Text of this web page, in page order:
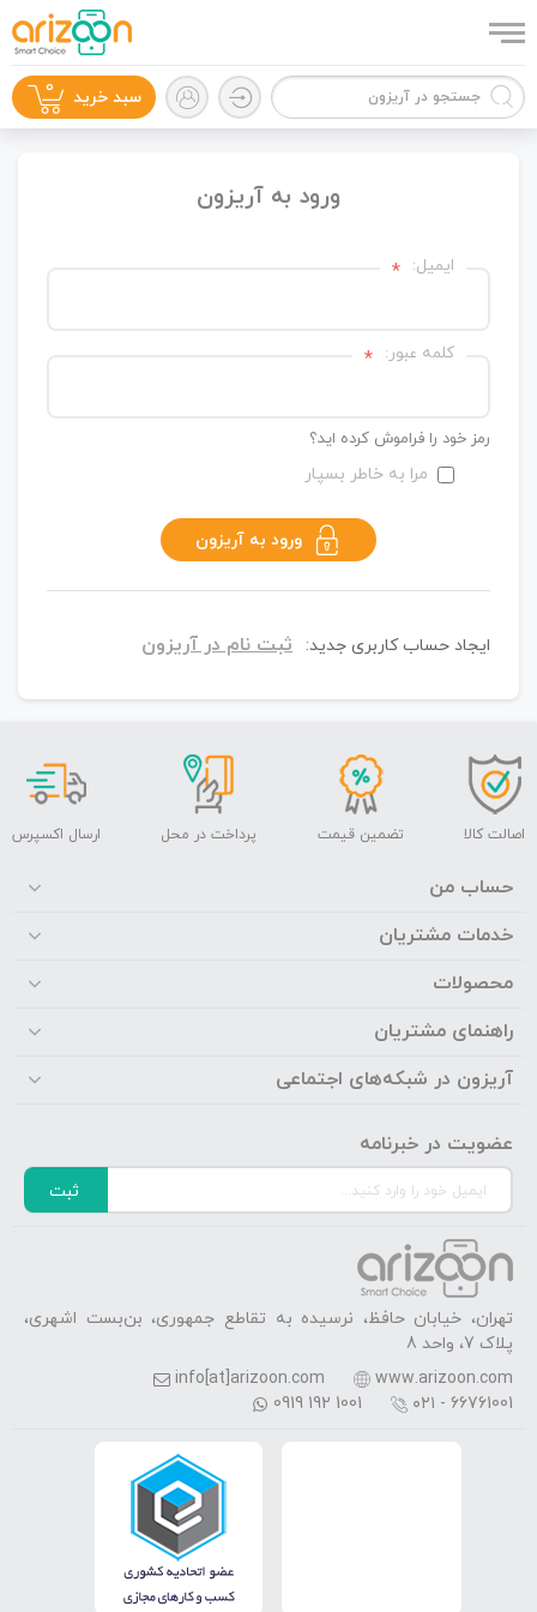
گوشی موبایل
سبد خرید 0
ورود به آریزون
ایمیل: *
کلمه عبور: *
رمز خود را فراموش کرده اید؟
مرا به خاطر بسپار
ورود به آریزون
ایجاد حساب کاربری جدید: ثبت نام در آریزون
اصالت کالا تضمین قیمت پرداخت در محل ارسال اکسپرس
حساب من
خدمات مشتریان
محصولات
راهنمای مشتریان
آریزون در شبکه‌های اجتماعی
عضویت در خبرنامه
ثبت
تهران، خیابان حافظ، نرسیده به تقاطع جمهوری، بن‌بست اشهری،
پلاک 7، واحد 8
www.arizoon.com
info[at]arizoon.com
۰۲۱ - 66761001
0919 192 1001